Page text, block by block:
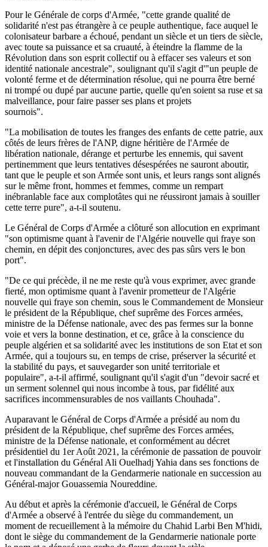
Pour le Générale de corps d'Armée, "cette grande qualité de
solidarité n'est pas étrangère à ce peuple authentique, face auquel le
colonisateur barbare a échoué, pendant un siècle et un tiers de siècle,
avec toute sa puissance et sa cruauté, à éteindre la flamme de la
Révolution dans son esprit collectif ou à effacer ses valeurs et son
identité nationale ancestrale", soulignant qu'il s'agit d'"un peuple de
volonté ferme et de détermination résolue, qui ne pourra être berné
ni trompé ou dupé par aucune partie, quelle qu'en soient sa ruse et sa
malveillance, pour faire passer ses plans et projets
sournois".
"La mobilisation de toutes les franges des enfants de cette patrie, aux
côtés de leurs frères de l'ANP, digne héritière de l'Armée de
libération nationale, dérange et perturbe les ennemis, qui savent
pertinemment que leurs tentatives désespérées ne sauront aboutir,
tant que le peuple et son Armée sont unis, et leurs rangs sont alignés
sur le même front, hommes et femmes, comme un rempart
inébranlable face aux complotâtes qui ne réussiront jamais à souiller
cette terre pure", a-t-il soutenu.
Le Général de Corps d'Armée a clôturé son allocution en exprimant
"son optimisme quant à l'avenir de l'Algérie nouvelle qui fraye son
chemin, en dépit des conjonctures, avec des pas sûrs vers le bon
port".
"De ce qui précède, il ne me reste qu'à vous exprimer, avec grande
fierté, mon optimisme quant à l'avenir prometteur de l'Algérie
nouvelle qui fraye son chemin, sous le Commandement de Monsieur
le président de la République, chef suprême des Forces armées,
ministre de la Défense nationale, avec des pas fermes sur la bonne
voie et vers la bonne destination, et ce, grâce à la conscience du
peuple algérien et sa solidarité avec les institutions de son Etat et son
Armée, qui a toujours su, en temps de crise, préserver la sécurité et
la stabilité du pays, et sauvegarder son unité territoriale et
populaire", a-t-il affirmé, soulignant qu'il s'agit d'un "devoir sacré et
un serment solennel qui nous incombe à tous, par fidélité aux
sacrifices incommensurables de nos vaillants Chouhada".
Auparavant le Général de Corps d'Armée a présidé au nom du
président de la République, chef suprême des Forces armées,
ministre de la Défense nationale, et conformément au décret
présidentiel du 1er Août 2021, la cérémonie de passation de pouvoir
et l'installation du Général Ali Ouelhadj Yahia dans ses fonctions de
nouveau commandant de la Gendarmerie nationale en succession au
Général-major Gouassemia Noureddine.
Au début et après la cérémonie d'accueil, le Général de Corps
d'Armée a observé à l'entrée du siège du commandement, un
moment de recueillement à la mémoire du Chahid Larbi Ben M'hidi,
dont le siège du commandement de la Gendarmerie nationale porte